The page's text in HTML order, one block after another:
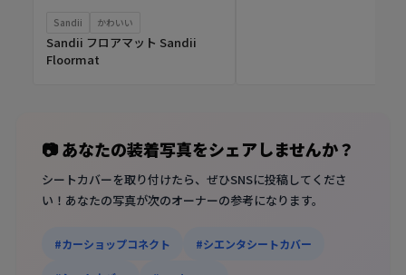
Sandii かわいい
Sandii フロアマット Sandii
Floormat
📷 あなたの装着写真をシェアしませんか？
シートカバーを取り付けたら、ぜひSNSに投稿してくださ
い！あなたの写真が次のオーナーの参考になります。
#カーショップコネクト #シエンタシートカバー